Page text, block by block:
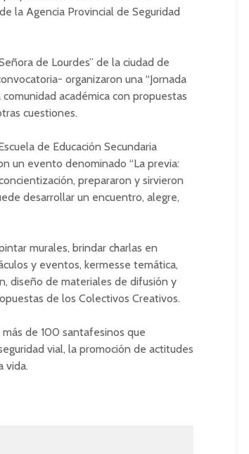
la Agencia Provincial de Seguridad
de Lourdes” de la ciudad de
organizaron una “Jornada
académica con propuestas
cuestiones.
de Educación Secundaria
un evento denominado “La previa:
prepararon y sirvieron
desarrollar un encuentro, alegre,
murales, brindar charlas en
y eventos, kermesse temática,
diseño de materiales de difusión y
de los Colectivos Creativos.
de 100 santafesinos que
vial, la promoción de actitudes
vida.